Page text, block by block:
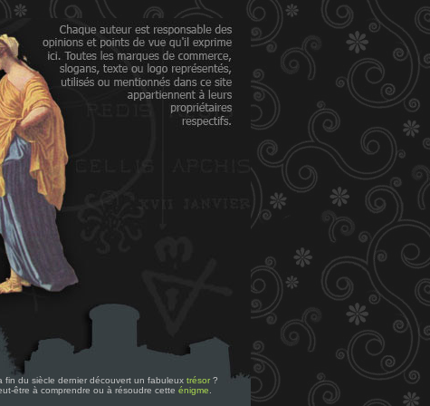
fin du siècle dernier découvert un fabuleux trésor ?
être à comprendre ou à résoudre cette énigme